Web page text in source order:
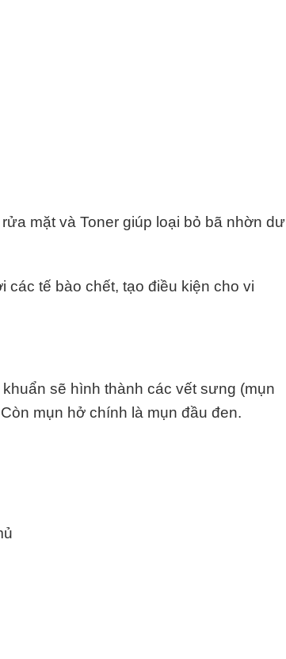
mặt và Toner giúp loại bỏ bã nhờn dư
các tế bào chết, tạo điều kiện cho vi
sẽ hình thành các vết sưng (mụn
Còn mụn hở chính là mụn đầu đen.